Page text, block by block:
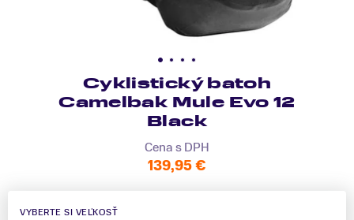
Cyklistický batoh
Camelbak Mule Evo 12
Black
Cena s DPH
139,95 €
VYBERTE SI VEĽKOSŤ